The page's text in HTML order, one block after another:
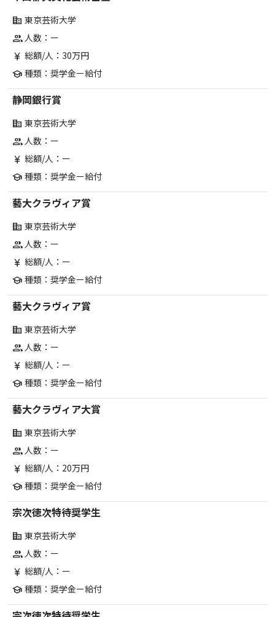
corporate_fare 東京芸術大学
group人数：ー
currency_yen 総額/人：30万円
school 種類：奨学金ー給付
静岡銀行賞
corporate_fare 東京芸術大学
group人数：ー
currency_yen 総額/人：ー
school 種類：奨学金ー給付
藝大クラヴィア賞
corporate_fare 東京芸術大学
group人数：ー
currency_yen 総額/人：ー
school 種類：奨学金ー給付
藝大クラヴィア賞
corporate_fare 東京芸術大学
group人数：ー
currency_yen 総額/人：ー
school 種類：奨学金ー給付
藝大クラヴィア大賞
corporate_fare 東京芸術大学
group人数：ー
currency_yen 総額/人：20万円
school 種類：奨学金ー給付
宗次徳次特待奨学生
corporate_fare 東京芸術大学
group人数：ー
currency_yen 総額/人：ー
school 種類：奨学金ー給付